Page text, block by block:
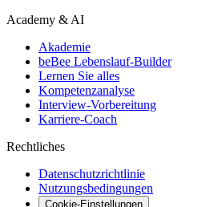
Academy & AI
Akademie
beBee Lebenslauf-Builder
Lernen Sie alles
Kompetenzanalyse
Interview-Vorbereitung
Karriere-Coach
Rechtliches
Datenschutzrichtlinie
Nutzungsbedingungen
Cookie-Einstellungen